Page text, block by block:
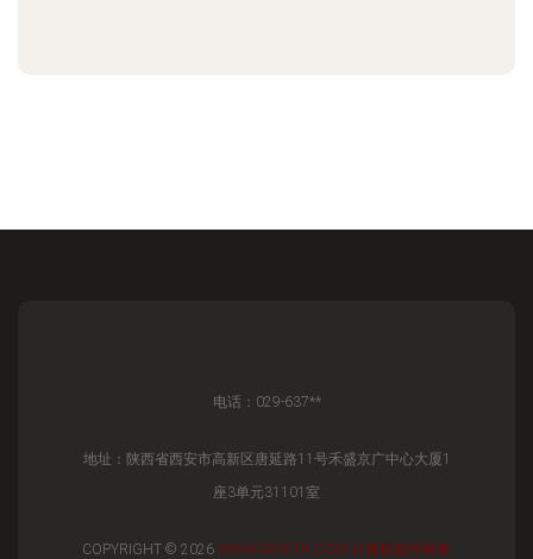
电话：029-637**
地址：陕西省西安市高新区唐延路11号禾盛京广中心大厦1
座3单元31101室
COPYRIGHT © 2026 WWW.SXYKTR.COM 计算机软件研发